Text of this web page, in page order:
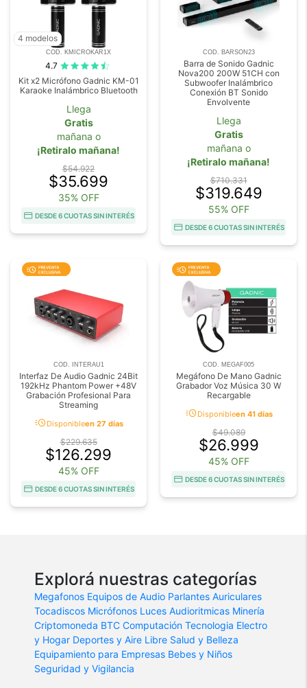
4 modelos
COD. KMICROKAR1X
4.7
Kit x2 Micrófono Gadnic KM-01
Karaoke Inalámbrico Bluetooth
Llega
Gratis
mañana o
¡Retiralo mañana!
$54.922
$35.699
35% OFF
DESDE 6 CUOTAS SIN INTERÉS
COD. BARSON23
Barra de Sonido Gadnic
Nova200 200W 51CH con
Subwoofer Inalámbrico
Conexión BT Sonido
Envolvente
Llega
Gratis
mañana o
¡Retiralo mañana!
$710.331
$319.649
55% OFF
DESDE 6 CUOTAS SIN INTERÉS
COD. INTERAU1
Interfaz De Audio Gadnic 24Bit
192kHz Phantom Power +48V
Grabación Profesional Para
Streaming
acuteDisponibleen 27 días
$229.635
$126.299
45% OFF
DESDE 6 CUOTAS SIN INTERÉS
COD. MEGAF005
Megáfono De Mano Gadnic
Grabador Voz Música 30 W
Recargable
acuteDisponibleen 41 días
$49.089
$26.999
45% OFF
DESDE 6 CUOTAS SIN INTERÉS
Explorá nuestras categorías
Megafonos Equipos de Audio Parlantes Auriculares
Tocadiscos Micrófonos Luces Audioritmicas Minería
Criptomoneda BTC Computación Tecnologia Electro
y Hogar Deportes y Aire Libre Salud y Belleza
Equipamiento para Empresas Bebes y Niños
Seguridad y Vigilancia